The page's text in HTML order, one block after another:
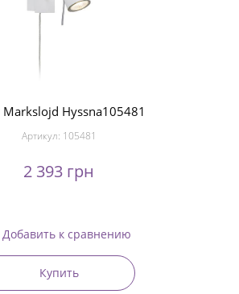
Markslojd Hyssna105481
Артикул: 105481
2 393 грн
Добавить к сравнению
Купить